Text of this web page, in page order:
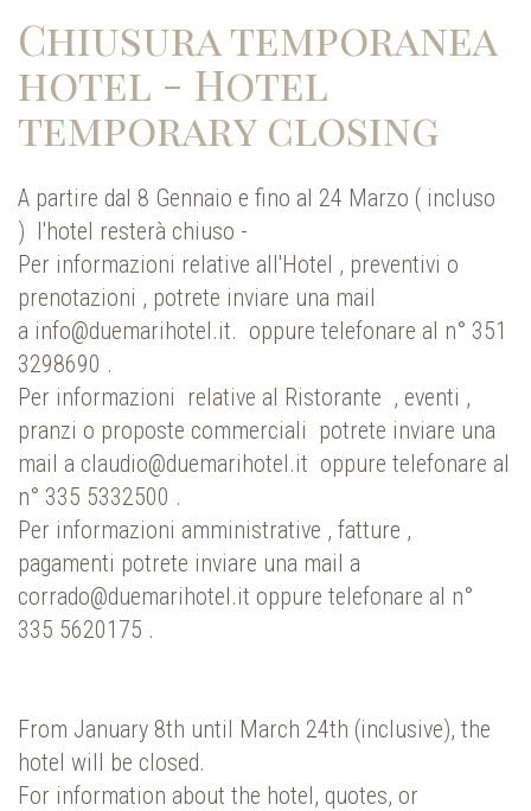
Chiusura temporanea
hotel - Hotel
temporary closing
A partire dal 8 Gennaio e fino al 24 Marzo ( incluso
) l'hotel resterà chiuso -
Per informazioni relative all'Hotel , preventivi o
prenotazioni , potrete inviare una mail
a info@duemarihotel.it. oppure telefonare al n° 351
3298690 .
Per informazioni relative al Ristorante , eventi ,
pranzi o proposte commerciali potrete inviare una
mail a claudio@duemarihotel.it oppure telefonare al
n° 335 5332500 .
Per informazioni amministrative , fatture ,
pagamenti potrete inviare una mail a
corrado@duemarihotel.it oppure telefonare al n°
335 5620175 .
From January 8th until March 24th (inclusive), the
hotel will be closed.
For information about the hotel, quotes, or